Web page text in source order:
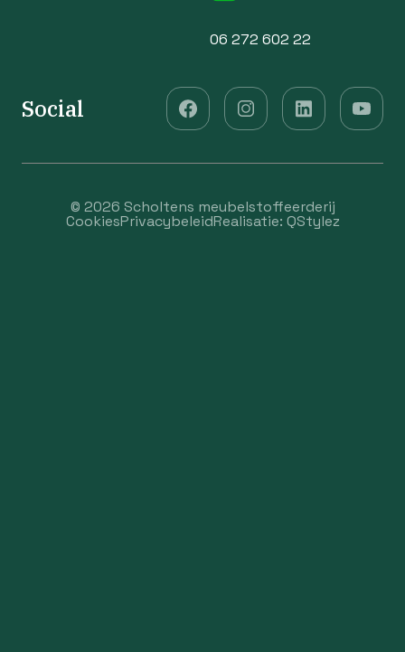
06 272 602 22
Social
© 2026 Scholtens meubelstoffeerderij
CookiesPrivacybeleidRealisatie: QStylez